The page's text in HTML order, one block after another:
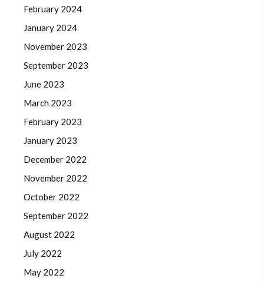
February 2024
January 2024
November 2023
September 2023
June 2023
March 2023
February 2023
January 2023
December 2022
November 2022
October 2022
September 2022
August 2022
July 2022
May 2022